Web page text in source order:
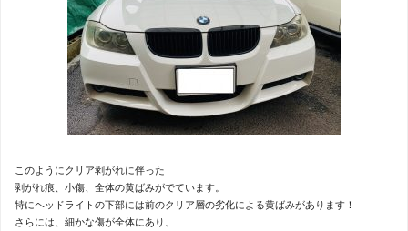
このようにクリア剥がれに伴った
剥がれ痕、小傷、全体の黄ばみがでています。
特にヘッドライトの下部には前のクリア層の劣化による黄ばみがあります！
さらには、細かな傷が全体にあり、